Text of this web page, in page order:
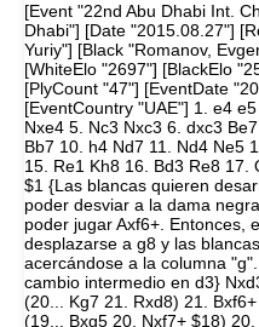
[Event "22nd Abu Dhabi Int.
Dhabi"] [Date "2015.08.27"]
Yuriy"] [Black "Romanov,
[WhiteElo "2697"] [BlackElo
[PlyCount "47"] [EventDate
[EventCountry "UAE"] 1. e4
Nxe4 5. Nc3 Nxc3 6. dxc3
Bb7 10. h4 Nd7 11. Nd4 Ne5
15. Re1 Kh8 16. Bd3 Re8 17.
$1 {Las blancas quieren
poder desviar a la dama
poder jugar Axf6+. Entonces,
desplazarse a g8 y las
acercándose a la columna
cambio intermedio en d3}
(20... Kg7 21. Rxd8) 21.
(19... Bxg5 20. Nxf7+ $18)